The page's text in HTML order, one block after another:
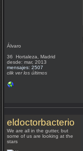
Álvaro
36 Hortaleza, Madrid
desde: mar, 2013
mensajes: 2507
clik ver los últimos
eldoctorbacterio
We are all in the gutter, but
some of us are looking at the
stars